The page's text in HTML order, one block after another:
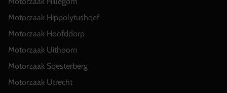
Motorzaak Hippolytushoef
Motorzaak Hoofddorp
Motorzaak Uithoorn
Motorzaak Soesterberg
Motorzaak Utrecht